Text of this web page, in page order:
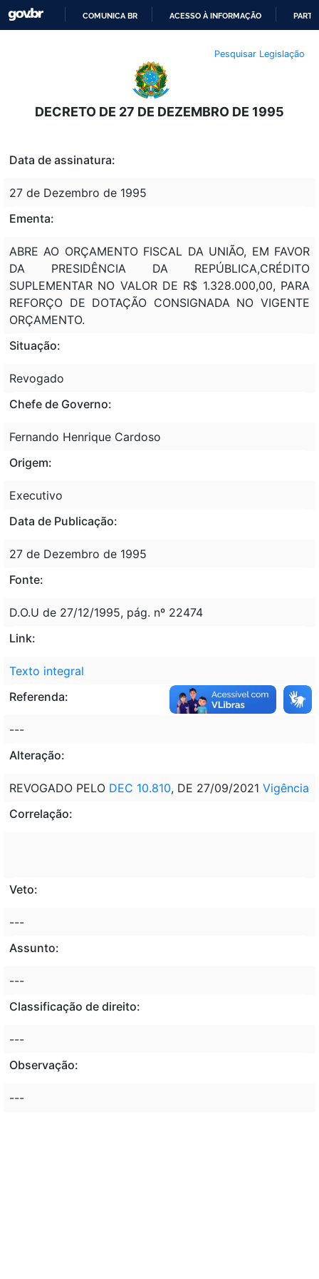
O
CONTEÚDO
COMUNICA BR ACESSO À INFORMAÇÃO
Pesquisar Legislação
DECRETO DE 27 DE DEZEMBRO DE 1995
Data de assinatura:
27 de Dezembro de 1995
Ementa:
ABRE AO ORÇAMENTO FISCAL DA UNIÃO, EM FAVOR
DA PRESIDÊNCIA DA REPÚBLICA,CRÉDITO
SUPLEMENTAR NO VALOR DE R$ 1.328.000,00, PARA
REFORÇO DE DOTAÇÃO CONSIGNADA NO VIGENTE
ORÇAMENTO.
Situação:
Revogado
Chefe de Governo:
Fernando Henrique Cardoso
Origem:
Executivo
Data de Publicação:
27 de Dezembro de 1995
Fonte:
D.O.U de 27/12/1995, pág. nº 22474
Link:
Texto integral
Referenda:
---
Alteração:
REVOGADO PELO DEC 10.810, DE 27/09/2021 Vigência
Correlação:
Veto:
---
Assunto:
---
Classificação de direito:
---
Observação:
---